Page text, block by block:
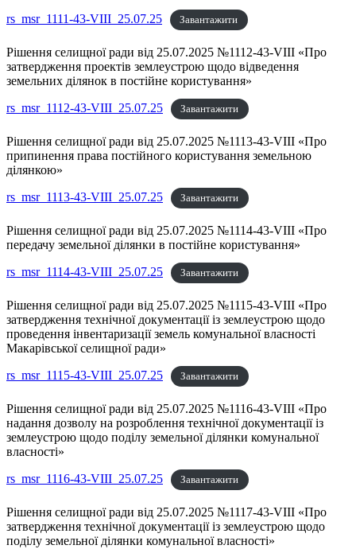
rs_msr_1111-43-VIII_25.07.25
Завантажити
Рішення селищної ради від 25.07.2025 №1112-43-VIII «Про
затвердження проектів землеустрою щодо відведення
земельних ділянок в постійне користування»
rs_msr_1112-43-VIII_25.07.25
Завантажити
Рішення селищної ради від 25.07.2025 №1113-43-VIII «Про
припинення права постійного користування земельною
ділянкою»
rs_msr_1113-43-VIII_25.07.25
Завантажити
Рішення селищної ради від 25.07.2025 №1114-43-VIII «Про
передачу земельної ділянки в постійне користування»
rs_msr_1114-43-VIII_25.07.25
Завантажити
Рішення селищної ради від 25.07.2025 №1115-43-VIII «Про
затвердження технічної документації із землеустрою щодо
проведення інвентаризації земель комунальної власності
Макарівської селищної ради»
rs_msr_1115-43-VIII_25.07.25
Завантажити
Рішення селищної ради від 25.07.2025 №1116-43-VIII «Про
надання дозволу на розроблення технічної документації із
землеустрою щодо поділу земельної ділянки комунальної
власності»
rs_msr_1116-43-VIII_25.07.25
Завантажити
Рішення селищної ради від 25.07.2025 №1117-43-VIII «Про
затвердження технічної документації із землеустрою щодо
поділу земельної ділянки комунальної власності»